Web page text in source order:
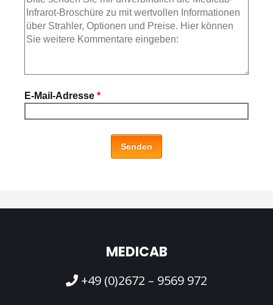
E-Mail-Adresse *
Senden
MEDICAB
+49 (0)2672 – 9569 972